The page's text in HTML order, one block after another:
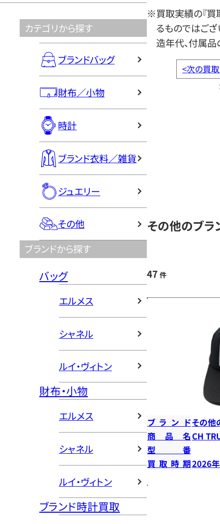
カテゴリから探す
ブランドバッグ
財布／小物
時計
ブランド衣料／雑貨
ジュエリー
その他
ブランドから探す
バッグ
エルメス
シャネル
ルイ・ヴィトン
財布・小物
エルメス
シャネル
ルイ・ヴィトン
ブランド時計買取
※買取実績の『買
るものではござ
造年代、付属品
<次の買
その他のブラ
47 件
ブランドその他
商品名 CH
型番
買取時期2026